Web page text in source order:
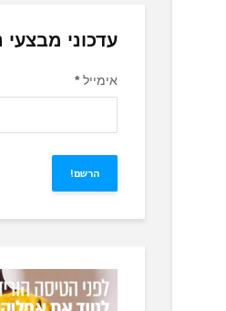
עדכוני מבצעי
אימייל*